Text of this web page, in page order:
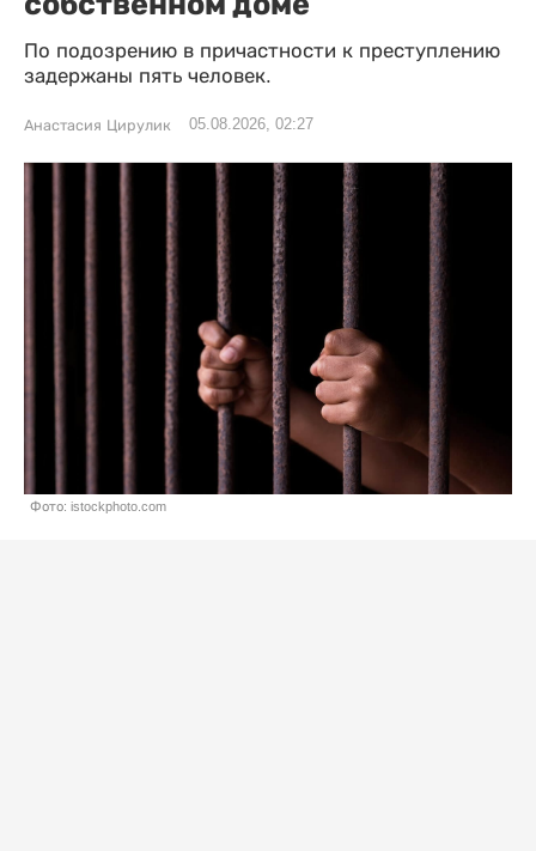
По подозрению в причастности к преступлению
задержаны пять человек.
Анастасия Цирулик 05.08.2026, 02:27
Фото: istockphoto.com